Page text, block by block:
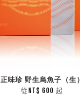
正味珍 野生烏魚子（生）
從 NT$ 600 起